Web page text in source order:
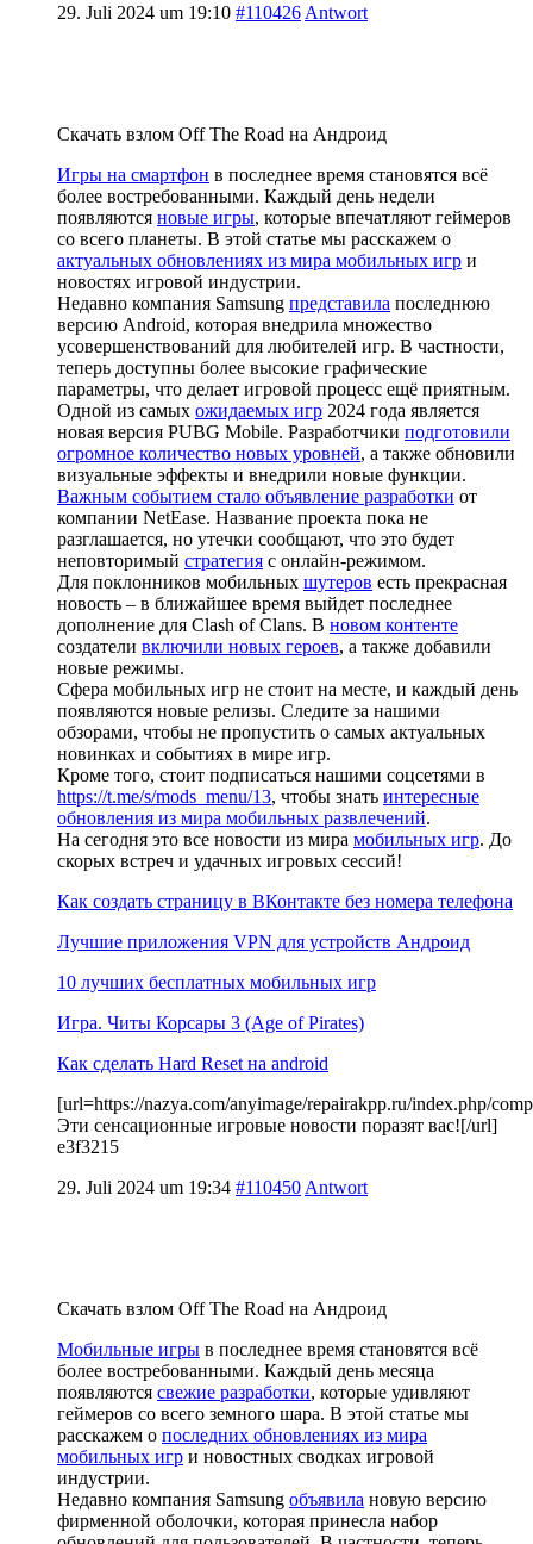
29. Juli 2024 um 19:10 #110426 Antwort
Скачать взлом Off The Road на Андроид
Игры на смартфон в последнее время становятся всё
более востребованными. Каждый день недели
появляются новые игры, которые впечатляют геймеров
со всего планеты. В этой статье мы расскажем о
актуальных обновлениях из мира мобильных игр и
новостях игровой индустрии.
Недавно компания Samsung представила последнюю
версию Android, которая внедрила множество
усовершенствований для любителей игр. В частности,
теперь доступны более высокие графические
параметры, что делает игровой процесс ещё приятным.
Одной из самых ожидаемых игр 2024 года является
новая версия PUBG Mobile. Разработчики подготовили
огромное количество новых уровней, а также обновили
визуальные эффекты и внедрили новые функции.
Важным событием стало объявление разработки от
компании NetEase. Название проекта пока не
разглашается, но утечки сообщают, что это будет
неповторимый стратегия с онлайн-режимом.
Для поклонников мобильных шутеров есть прекрасная
новость – в ближайшее время выйдет последнее
дополнение для Clash of Clans. В новом контенте
создатели включили новых героев, а также добавили
новые режимы.
Сфера мобильных игр не стоит на месте, и каждый день
появляются новые релизы. Следите за нашими
обзорами, чтобы не пропустить о самых актуальных
новинках и событиях в мире игр.
Кроме того, стоит подписаться нашими соцсетями в
https://t.me/s/mods_menu/13, чтобы знать интересные
обновления из мира мобильных развлечений.
На сегодня это все новости из мира мобильных игр. До
скорых встреч и удачных игровых сессий!
Как создать страницу в ВКонтакте без номера телефона
Лучшие приложения VPN для устройств Андроид
10 лучших бесплатных мобильных игр
Игра. Читы Корсары 3 (Age of Pirates)
Как сделать Hard Reset на android
[url=https://nazya.com/anyimage/repairakpp.ru/index.php/
Эти сенсационные игровые новости поразят вас![/url]
e3f3215
29. Juli 2024 um 19:34 #110450 Antwort
Скачать взлом Off The Road на Андроид
Мобильные игры в последнее время становятся всё
более востребованными. Каждый день месяца
появляются свежие разработки, которые удивляют
геймеров со всего земного шара. В этой статье мы
расскажем о последних обновлениях из мира
мобильных игр и новостных сводках игровой
индустрии.
Недавно компания Samsung объявила новую версию
фирменной оболочки, которая принесла набор